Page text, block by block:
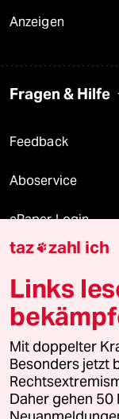
Anzeigen
Fragen & Hilfe
Feedback
Aboservice
ePaper Login
Downloads für
© 2026 taz
Alle Rechte
wenden Sie sich bitte an
Feedback
taz zahl ich
Links
Mit doppelter
Besonders jetzt
Daher gehen 50